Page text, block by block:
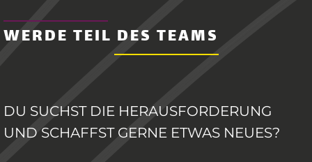
WERDE TEIL DES TEAMS
DU SUCHST DIE HERAUSFORDERUNG
UND SCHAFFST GERNE ETWAS NEUES?